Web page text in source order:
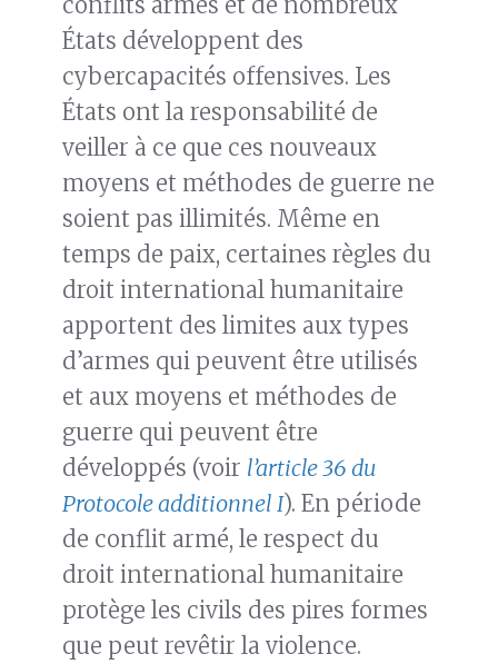
États développent des
cybercapacités offensives. Les
États ont la responsabilité de
veiller à ce que ces nouveaux
moyens et méthodes de guerre ne
soient pas illimités. Même en
temps de paix, certaines règles du
droit international humanitaire
apportent des limites aux types
d’armes qui peuvent être utilisés
et aux moyens et méthodes de
guerre qui peuvent être
développés (voir l’article 36 du
Protocole additionnel I). En période
de conflit armé, le respect du
droit international humanitaire
protège les civils des pires formes
que peut revêtir la violence.